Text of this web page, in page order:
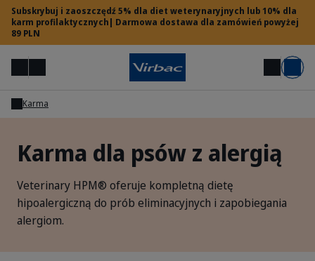
Subskrybuj i zaoszczędź 5% dla diet weterynaryjnych lub 10% dla
karm profilaktycznych| Darmowa dostawa dla zamówień powyżej
89 PLN
MenuSzukaj Moje konto Koszyk
Potrzebujesz pomocy?
Karma
Karma dla psów z alergią
Veterinary HPM® oferuje kompletną dietę
hipoalergiczną do prób eliminacyjnych i zapobiegania
alergiom.